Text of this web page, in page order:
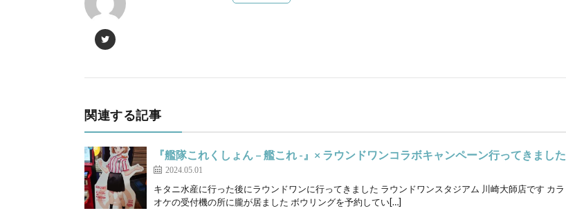
関連する記事
『艦隊これくしょん – 艦これ -』× ラウンドワンコラボキャンペーン行ってきました
2024.05.01
キタニ水産に行った後にラウンドワンに行ってきました ラウンドワンスタジアム 川崎大師店です カラ
オケの受付機の所に朧が居ました ボウリングを予約してい[…]